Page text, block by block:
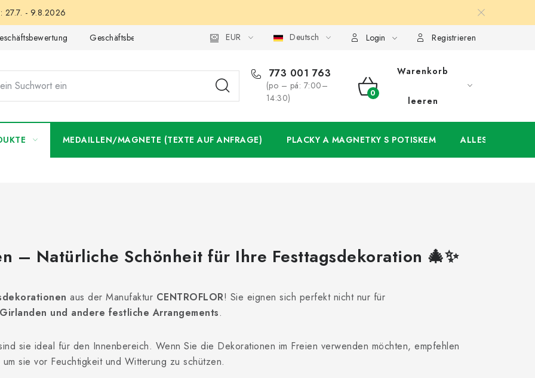
27.7. - 9.8.2026
Geschäftsbedingungen Datenschutzerklärung Großhandel Meine Bestellung
EUR Deutsch Login Registrieren
773 001 763
(po – pá: 7:00–
14:30)
WARENKORB
Warenkorb
leeren
MEDAILLEN/MAGNETE (TEXTE AUF ANFRAGE) PLACKY A MAGNETKY S POTISKEM ALLES FÜR DIE
– Natürliche Schönheit für Ihre Festtagsdekoration 🎄✨
aus der Manufaktur CENTROFLOR! Sie eignen sich perfekt nicht nur für
und andere festliche Arrangements.
sie ideal für den Innenbereich. Wenn Sie die Dekorationen im Freien verwenden möchten, empfehlen
um sie vor Feuchtigkeit und Witterung zu schützen.